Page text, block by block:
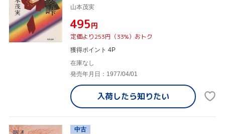
山本茂実
¥495円
定価より253円（33%）おトク
獲得ポイント 4P
在庫なし
発売年月日：1977/04/01
入荷したら知りたい
中古